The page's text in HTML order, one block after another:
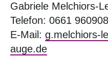
Gabriele Melchiors-
Telefon: 0661
E-Mail: g.melchiors-
auge.de